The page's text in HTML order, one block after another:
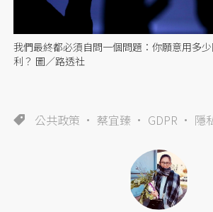
我們最終都必須自問一個問題：你願意用多
利？ 圖／路透社
公共政策 蔡宜臻 GDPR 隱